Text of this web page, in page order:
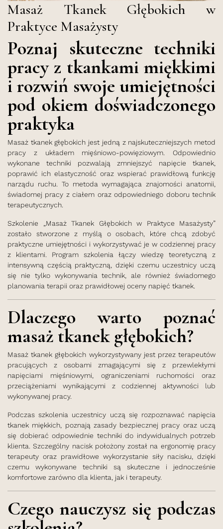
Masaż Tkanek Głębokich w
Praktyce Masażysty
Poznaj skuteczne techniki
pracy z tkankami miękkimi
i rozwiń swoje umiejętności
pod okiem doświadczonego
praktyka
Masaż tkanek głębokich jest jedną z najskuteczniejszych metod
pracy z układem mięśniowo-powięziowym. Odpowiednio
wykonane techniki pozwalają zmniejszyć napięcie tkanek,
poprawić ich elastyczność oraz wspierać prawidłową funkcję
narządu ruchu. To metoda wymagająca znajomości anatomii,
świadomej pracy z ciałem oraz odpowiedniego doboru technik
terapeutycznych.
Szkolenie „Masaż Tkanek Głębokich w Praktyce Masażysty”
zostało stworzone z myślą o osobach, które chcą zdobyć
praktyczne umiejętności i wykorzystywać je w codziennej pracy
z klientami. Program szkolenia łączy wiedzę teoretyczną z
intensywną częścią praktyczną, dzięki czemu uczestnicy uczą
się nie tylko wykonywania technik, ale również świadomego
planowania terapii oraz prawidłowej oceny napięć tkanek.
Dlaczego warto poznać
masaż tkanek głębokich?
Masaż tkanek głębokich wykorzystywany jest przez terapeutów
pracujących z osobami zmagającymi się z przewlekłymi
napięciami mięśniowymi, ograniczeniami ruchomości oraz
przeciążeniami wynikającymi z codziennej aktywności lub
wykonywanej pracy.
Podczas szkolenia uczestnicy uczą się rozpoznawać napięcia
tkanek miękkich, poznają zasady bezpiecznej pracy oraz uczą
się dobierać odpowiednie techniki do indywidualnych potrzeb
klienta. Szczególny nacisk położony został na ergonomię pracy
terapeuty oraz prawidłowe wykorzystanie siły nacisku, dzięki
czemu wykonywane techniki są skuteczne i jednocześnie
komfortowe zarówno dla klienta, jak i terapeuty.
Czego nauczysz się podczas